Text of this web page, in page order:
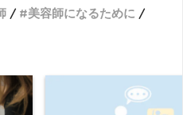
美容師になるために